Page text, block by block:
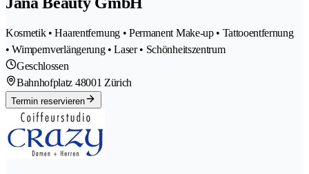
Kosmetik • Haarentfernung • Permanent Make-up • Tattooentfernung
• Wimpernverlängerung • Laser • Schönheitszentrum
Geschlossen
Bahnhofplatz 48001 Zürich
Termin reservieren